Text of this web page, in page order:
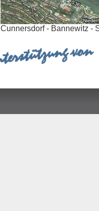
Cunnersdorf - Bannewitz -